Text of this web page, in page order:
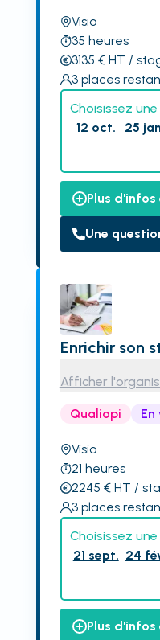
Visio
35 heures
3135 € HT /
3 places
Choisissez une
12 oct.
25
Plus d'infos
Une
Enrichir son
Afficher
Qualiopi En
Visio
21 heures
2245 € HT /
3 places
Choisissez une
21 sept. 24
Plus d'infos